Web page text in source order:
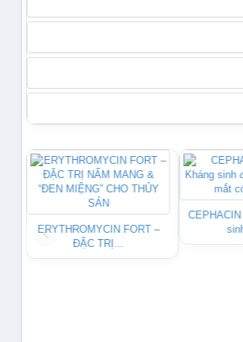
ERYTHROMYCIN FORT –
ĐẶC TRỊ...